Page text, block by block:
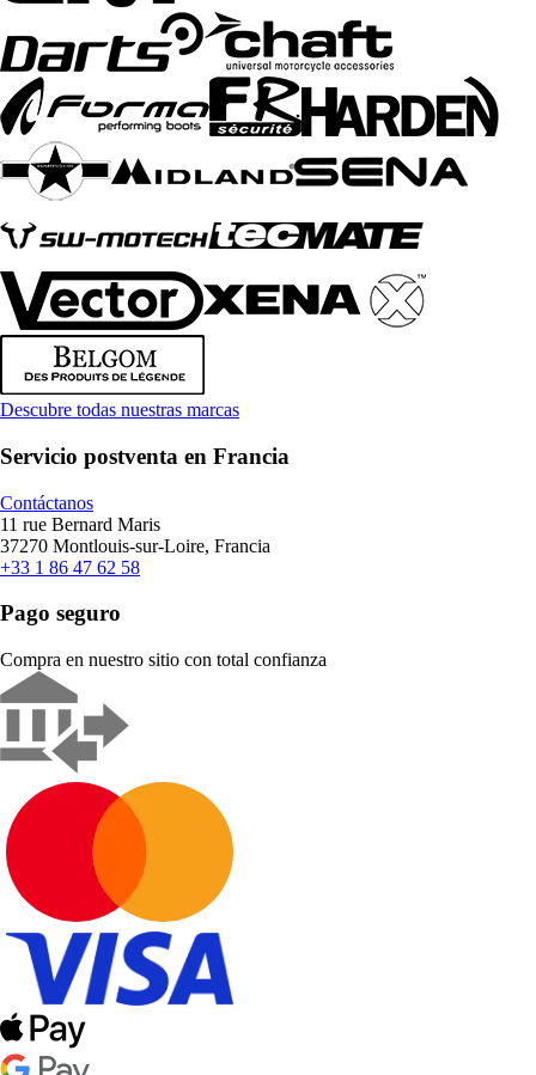
Descubre todas nuestras marcas
Servicio postventa en Francia
Contáctanos
11 rue Bernard Maris
37270 Montlouis-sur-Loire, Francia
+33 1 86 47 62 58
Pago seguro
Compra en nuestro sitio con total confianza